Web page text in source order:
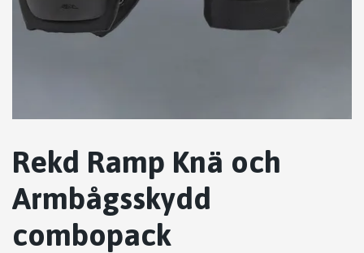
Rekd Ramp Knä och
Armbågsskydd
combopack